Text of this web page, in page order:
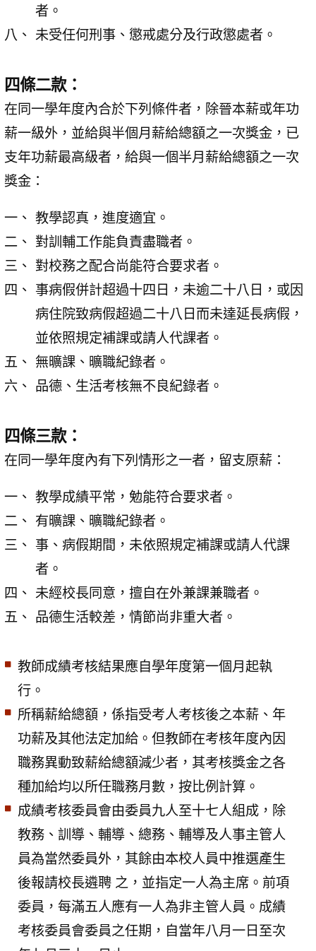
者。
未受任何刑事、懲戒處分及行政懲處者。
四條二款：
在同一學年度內合於下列條件者，除晉本薪或年功
薪一級外，並給與半個月薪給總額之一次獎金，已
支年功薪最高級者，給與一個半月薪給總額之一次
獎金：
教學認真，進度適宜。
對訓輔工作能負責盡職者。
對校務之配合尚能符合要求者。
事病假併計超過十四日，未逾二十八日，或因
病住院致病假超過二十八日而未達延長病假，
並依照規定補課或請人代課者。
無曠課、曠職紀錄者。
品德、生活考核無不良紀錄者。
四條三款：
在同一學年度內有下列情形之一者，留支原薪：
教學成績平常，勉能符合要求者。
有曠課、曠職紀錄者。
事、病假期間，未依照規定補課或請人代課
者。
未經校長同意，擅自在外兼課兼職者。
品德生活較差，情節尚非重大者。
教師成績考核結果應自學年度第一個月起執
行。
所稱薪給總額，係指受考人考核後之本薪、年
功薪及其他法定加給。但教師在考核年度內因
職務異動致薪給總額減少者，其考核獎金之各
種加給均以所任職務月數，按比例計算。
成績考核委員會由委員九人至十七人組成，除
教務、訓導、輔導、總務、輔導及人事主管人
員為當然委員外，其餘由本校人員中推選產生
後報請校長遴聘 之，並指定一人為主席。前項
委員，每滿五人應有一人為非主管人員。成績
考核委員會委員之任期，自當年八月一日至次